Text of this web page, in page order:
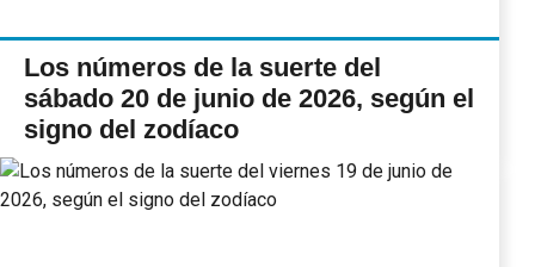
Los números de la suerte del
sábado 20 de junio de 2026, según el
signo del zodíaco